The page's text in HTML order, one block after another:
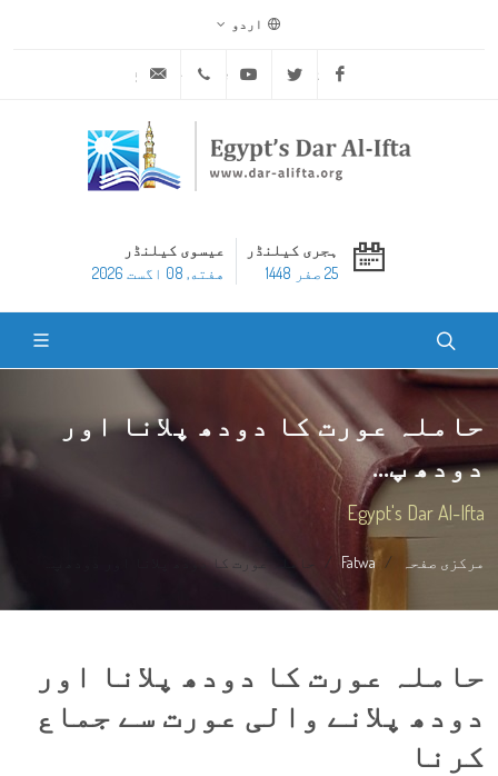
اردو
Facebook
Twitter
Youtube
ہجری کیلنڈر
25 صفر 1448
عیسوی کیلنڈر
هفته, 08 اگست 2026
حاملہ عورت کا دودھ پلانا اور
دودھ پ...
Egypt's Dar Al-Ifta
مرکزی صفحہ Fatwa حاملہ عورت کا دودھ پلانا اور دودھ پ...
حاملہ عورت کا دودھ پلانا اور
دودھ پلانے والی عورت سے جماع
کرنا